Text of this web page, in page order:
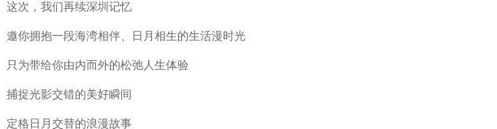
这次，我们再续深圳记忆
邀你拥抱一段海湾相伴、日月相生的生活漫时光
只为带给你由内而外的松弛人生体验
捕捉光影交错的美好瞬间
定格日月交替的浪漫故事